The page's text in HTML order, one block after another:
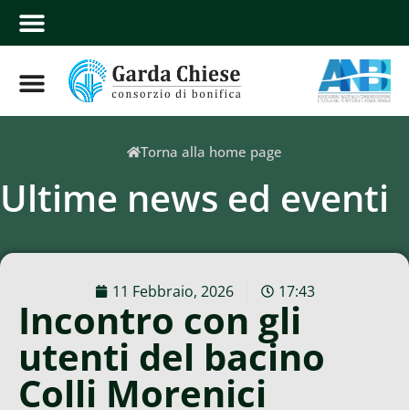
Torna alla home page
Ultime news ed eventi
11 Febbraio, 2026 17:43
Incontro con gli
utenti del bacino
Colli Morenici